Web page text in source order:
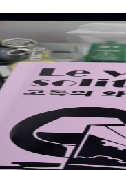
한 증오가 삐뚫어지리만
수만을 위해 살아가고 있
등장인물들이 엘렌에게 '
정말 내가 엘렌을 보면서
나이지만 꾸미기 좋아하
는 엄마 벨라, 딸이 있지
는다. 하물며 그녀의 곁에
시키가 문제다 막스, 막스
의 정부 노릇을 하고 있다.
려 일확천금을 노리며 부